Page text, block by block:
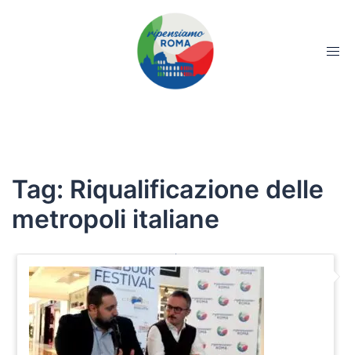
Tag: Riqualificazione delle
metropoli italiane